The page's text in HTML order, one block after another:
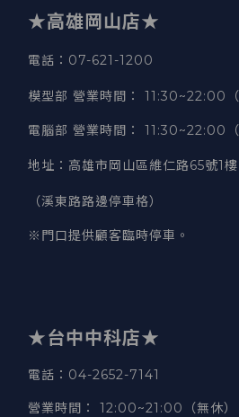
★高雄岡山店★
電話：07-621-1200
模型部 營業時間 ： 11:30~22:00（
電腦部 營業時間 ： 11:30~22:00（
地址 ： 高雄市岡山區維仁路65號1樓
（溪東路路邊停車格）
※門口提供顧客臨時停車。
★台中中科店★
電話 ：04-2652-7141
營業時間 ： 12:00~21:00（無休）